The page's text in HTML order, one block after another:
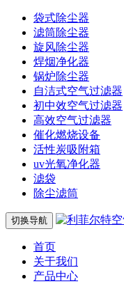
袋式除尘器
滤筒除尘器
旋风除尘器
焊烟净化器
锅炉除尘器
自洁式空气过滤器
初中效空气过滤器
高效空气过滤器
催化燃烧设备
活性炭吸附箱
uv光氧净化器
滤袋
除尘滤筒
切换导航
首页
关于我们
产品中心